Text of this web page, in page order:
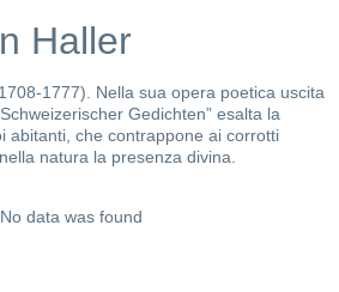
Haller
1777). Nella sua opera poetica uscita
Gedichten” esalta la
abitanti, che contrappone ai corrotti
natura la presenza divina.
No data was found